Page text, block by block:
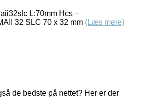
L:70mm Hcs –
32 SLC 70 x 32 mm (Læs mere)
de bedste på nettet? Her er der